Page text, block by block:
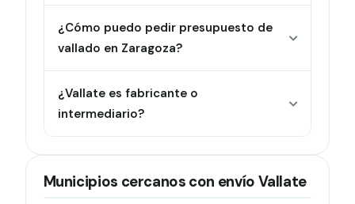
¿Cómo puedo pedir presupuesto de
vallado en Zaragoza?
¿Vallate es fabricante o
intermediario?
Municipios cercanos con envío Vallate